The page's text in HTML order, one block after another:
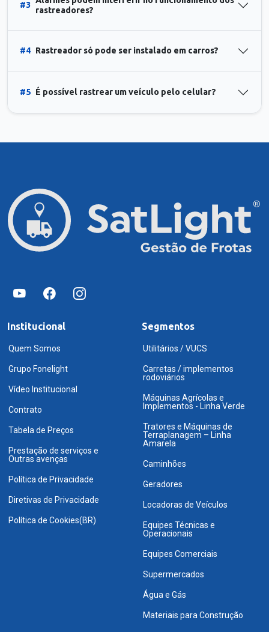
#3
rastreadores?
#4 Rastreador só pode ser instalado em carros?
#5 É possível rastrear um veículo pelo celular?
Institucional
Quem Somos
Grupo Fonelight
Vídeo Institucional
Contrato
Tabela de Preços
Prestação de serviços e
Outras avenças
Política de Privacidade
Diretivas de Privacidade
Política de Cookies(BR)
Segmentos
Utilitários / VUCS
Carretas / implementos
rodoviários
Máquinas Agrícolas e
Implementos - Linha Verde
Tratores e Máquinas de
Terraplanagem – Linha
Amarela
Caminhões
Geradores
Locadoras de Veículos
Equipes Técnicas e
Operacionais
Equipes Comerciais
Supermercados
Água e Gás
Materiais para Construção